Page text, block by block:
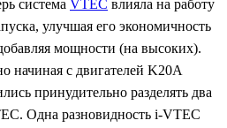
система VTEC влияла на работу
улучшая его экономичность
мощности (на высоких).
начиная с двигателей K20A
принудительно разделять два
Одна разновидность i-VTEC